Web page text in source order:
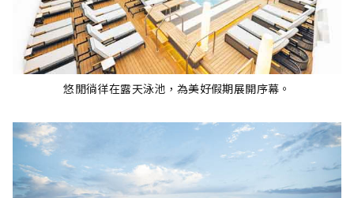
悠閒徜徉在露天泳池，為美好假期展開序幕。